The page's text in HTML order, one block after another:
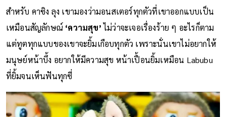
สำหรับ คาซิง ลุง เขามองว่ามอนสเตอร์ทุกตัวที่เขาออกแบบเป็น
เหมือนสัญลักษณ์ ‘ความสุข’ไม่ว่าจะเจอเรื่องร้าย ๆ อะไรก็ตาม
แต่ทูตทุกแบบของเขาจะยิ้มเกือบทุกตัว เพราะนั่นเขาไม่อยากให้
มนุษย์หน้าบึ้ง อยากให้มีความสุข หน้าเปื้อนยิ้มเหมือน Labubu
ที่ยิ้มจนเห็นฟันทุกซี่